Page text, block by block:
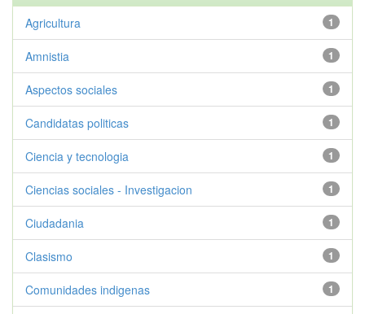
1
Agricultura
1
Amnistia
1
Aspectos sociales
1
Candidatas politicas
1
Ciencia y tecnologia
1
Ciencias sociales - Investigacion
1
Ciudadania
1
Clasismo
1
Comunidades indigenas